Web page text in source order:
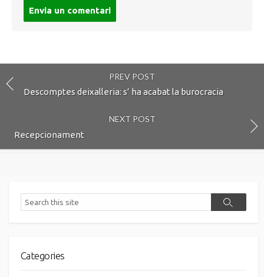
PREV POST
Descomptes deixalleria: s’ ha acabat la burocracia
NEXT POST
Recepcionament
Search
Search
Categories